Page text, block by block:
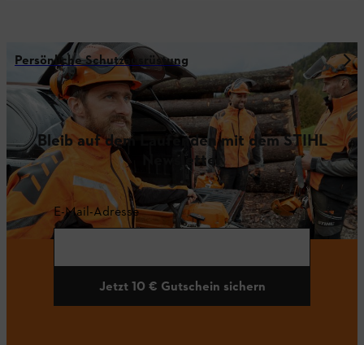
Persönliche Schutzausrüstung
Bleib auf dem Laufenden mit dem STIHL
Newsletter
E-Mail-Adresse
Jetzt 10 € Gutschein sichern